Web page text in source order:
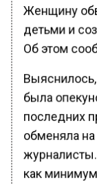
Женщину
детьми и
Об этом
была
последних
обменяла
как